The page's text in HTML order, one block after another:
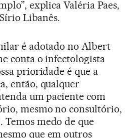
explica Valéria Paes,
Libanês.
é adotado no Albert
conta o infectologista
prioridade é que a
então, qualquer
um paciente com
mesmo no consultório,
Temos medo de que
que em outros